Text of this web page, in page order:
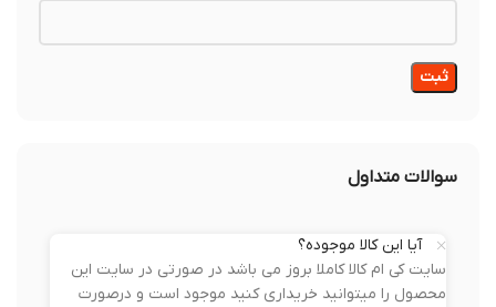
سوالات متداول
آیا این کالا موجوده؟
سایت کی ام کالا کاملا بروز می باشد در صورتی در سایت این
محصول را میتوانید خریداری کنید موجود است و درصورت